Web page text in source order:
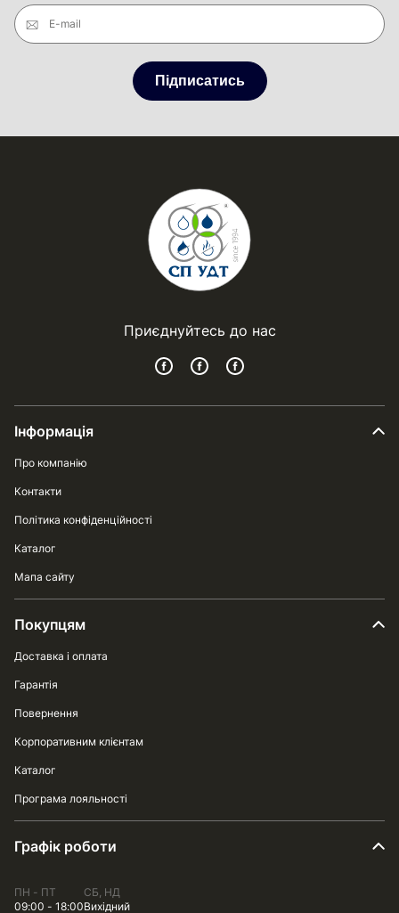
E-mail
Підписатись
Приєднуйтесь до нас
Інформація
Про компанію
Контакти
Політика конфіденційності
Каталог
Мапа сайту
Покупцям
Доставка і оплата
Гарантія
Повернення
Корпоративним клієнтам
Каталог
Програма лояльності
Графік роботи
ПН - ПТ
09:00 - 18:00
СБ, НД
Вихідний